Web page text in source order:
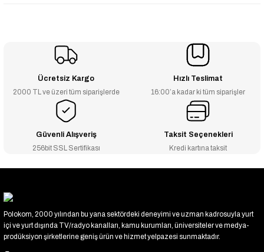
Ücretsiz Kargo
2000 TL ve üzeri tüm siparişlerde
Hızlı Teslimat
16:00’a kadar ki tüm siparişler
Güvenli Alışveriş
256bit SSL Sertifikası
Taksit Seçenekleri
Kredi kartına taksit
Polokom, 2000 yılından bu yana sektördeki deneyimi ve uzman kadrosuyla yurt
içi ve yurt dışında TV/radyo kanalları, kamu kurumları, üniversiteler ve medya-
prodüksiyon şirketlerine geniş ürün ve hizmet yelpazesi sunmaktadır.